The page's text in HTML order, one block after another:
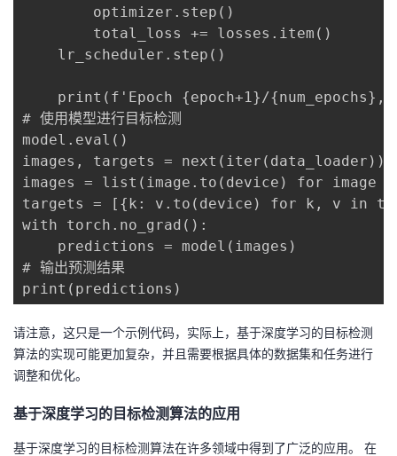
        optimizer.step()
        total_loss += losses.item()
    lr_scheduler.step()
print(f'Epoch {epoch+1}/{num_epochs},
# 使用模型进行目标检测
model.eval()
images, targets = next(iter(data_loader))
images = list(image.to(device) for image
targets = [{k: v.to(device) for k, v in
with torch.no_grad():
    predictions = model(images)
# 输出预测结果
print(predictions)
请注意，这只是一个示例代码，实际上，基于深度学习的目标检测
算法的实现可能更加复杂，并且需要根据具体的数据集和任务进行
调整和优化。
基于深度学习的目标检测算法的应用
基于深度学习的目标检测算法在许多领域中得到了广泛的应用。 在